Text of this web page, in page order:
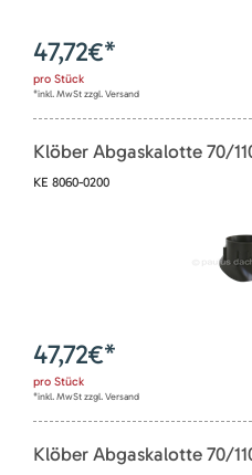
47,72€*
pro Stück
*inkl. MwSt zzgl. Versand
Klöber Abgaskalotte 70/
KE 8060-0200
47,72€*
pro Stück
*inkl. MwSt zzgl. Versand
Klöber Abgaskalotte 70/